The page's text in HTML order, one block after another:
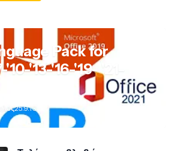
Pack for
'13-'16-'19- '21-
25.9.10